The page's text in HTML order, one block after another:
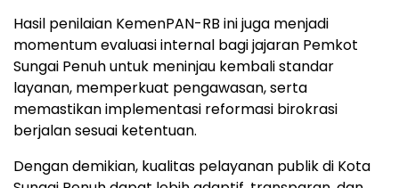
Hasil penilaian KemenPAN-RB ini juga menjadi
momentum evaluasi internal bagi jajaran Pemkot
Sungai Penuh untuk meninjau kembali standar
layanan, memperkuat pengawasan, serta
memastikan implementasi reformasi birokrasi
berjalan sesuai ketentuan.
Dengan demikian, kualitas pelayanan publik di Kota